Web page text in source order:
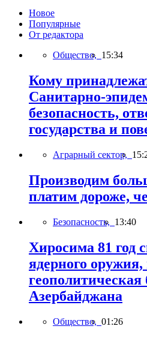
Новое
Популярные
От редактора
Общество, 15:34
Кому
Санитарно-
безопасность,
государства и
Аграрный сектор,
Производим
платим дороже,
Безопасность, 13:40
Хиросима 81 год
ядерного
геополитическая
Азербайджана
Общество, 01:26